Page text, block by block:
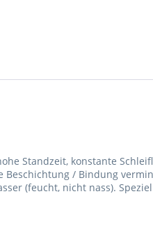
Standzeit, konstante
/ Bindung
(feucht, nicht nass).